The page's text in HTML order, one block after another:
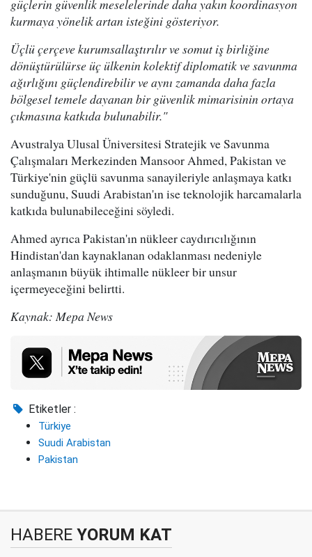
güçlerin güvenlik meselelerinde daha yakın koordinasyon
kurmaya yönelik artan isteğini gösteriyor.
Üçlü çerçeve kurumsallaştırılır ve somut iş birliğine
dönüştürülürse üç ülkenin kolektif diplomatik ve savunma
ağırlığını güçlendirebilir ve aynı zamanda daha fazla
bölgesel temele dayanan bir güvenlik mimarisinin ortaya
çıkmasına katkıda bulunabilir."
Avustralya Ulusal Üniversitesi Stratejik ve Savunma
Çalışmaları Merkezinden Mansoor Ahmed, Pakistan ve
Türkiye'nin güçlü savunma sanayileriyle anlaşmaya katkı
sunduğunu, Suudi Arabistan'ın ise teknolojik harcamalarla
katkıda bulunabileceğini söyledi.
Ahmed ayrıca Pakistan'ın nükleer caydırıcılığının
Hindistan'dan kaynaklanan odaklanması nedeniyle
anlaşmanın büyük ihtimalle nükleer bir unsur
içermeyeceğini belirtti.
Kaynak: Mepa News
Etiketler :
Türkiye
Suudi Arabistan
Pakistan
HABERE YORUM KAT